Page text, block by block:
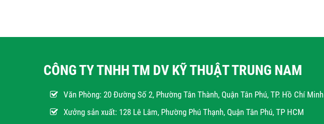
CÔNG TY TNHH TM DV KỸ THUẬT TRUNG NAM
Văn Phòng: 20 Đường Số 2, Phường Tân Thành, Quận Tân Phú, TP. Hồ Chí Minh
Xưởng sản xuất: 128 Lê Lâm, Phường Phú Thạnh, Quận Tân Phú, TP HCM